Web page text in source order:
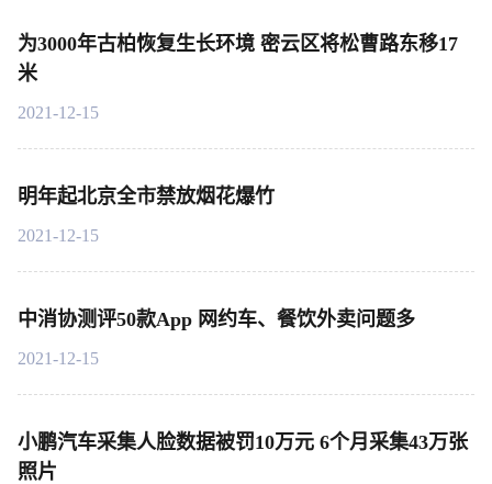
为3000年古柏恢复生长环境 密云区将松曹路东移17
米
2021-12-15
明年起北京全市禁放烟花爆竹
2021-12-15
中消协测评50款App 网约车、餐饮外卖问题多
2021-12-15
小鹏汽车采集人脸数据被罚10万元 6个月采集43万张
照片